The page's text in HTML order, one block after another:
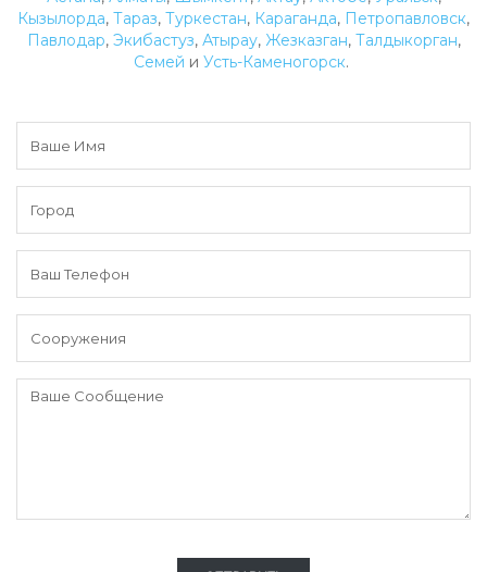
Кызылорда, Тараз, Туркестан, Караганда, Петропавловск,
Павлодар, Экибастуз, Атырау, Жезказган, Талдыкорган,
Семей и Усть-Каменогорск.